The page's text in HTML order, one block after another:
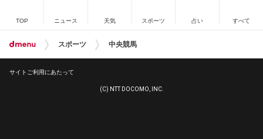
TOP ニュース 天気 スポーツ 占い すべて
スポーツ 中央競馬
サイトご利用にあたって
(C) NTT DOCOMO, INC.